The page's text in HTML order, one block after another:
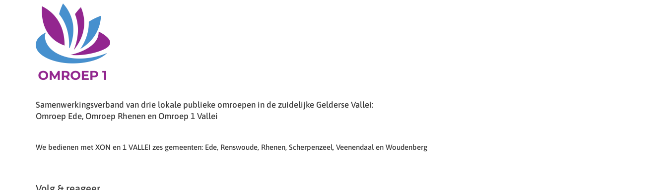
Samenwerkingsverband van drie lokale publieke omroepen in de zuidelijke Gelderse Vallei:
Omroep Ede, Omroep Rhenen en Omroep 1 Vallei
We bedienen met XON en 1 VALLEI zes gemeenten: Ede, Renswoude, Rhenen, Scherpenzeel, Veenendaal en Woudenberg